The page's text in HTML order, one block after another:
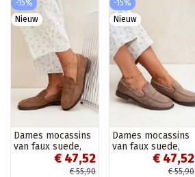
-15%
Nieuw
Dames mocassins
van faux suede,
bruin Laisie€ 47,52
€ 55,90
-15%
Nieuw
Dames mocassins
van faux suede,
kleikleur Laisie
€ 47,52
€ 55,90